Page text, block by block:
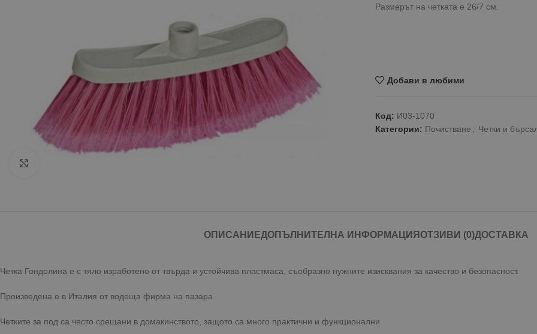
Размерът на четката е 26/7 см.
Добави в любими
Код: И03-1070
Категории: Почистване Четки и
ОПИСАНИЕДОПЪЛНИТЕЛНА ИНФОРМАЦИЯ ОТЗИВИ (0)ДОСТАВКА
Четка Гондолина е с тяло изработено от твърда и устойчива пластмаса, съобразно нужните изисквания за качество и безопасност.
Произведена е в Италия от водеща фирма на пазара.
Четките за под са често срещани в домакинството, защото са много практични и функционални.